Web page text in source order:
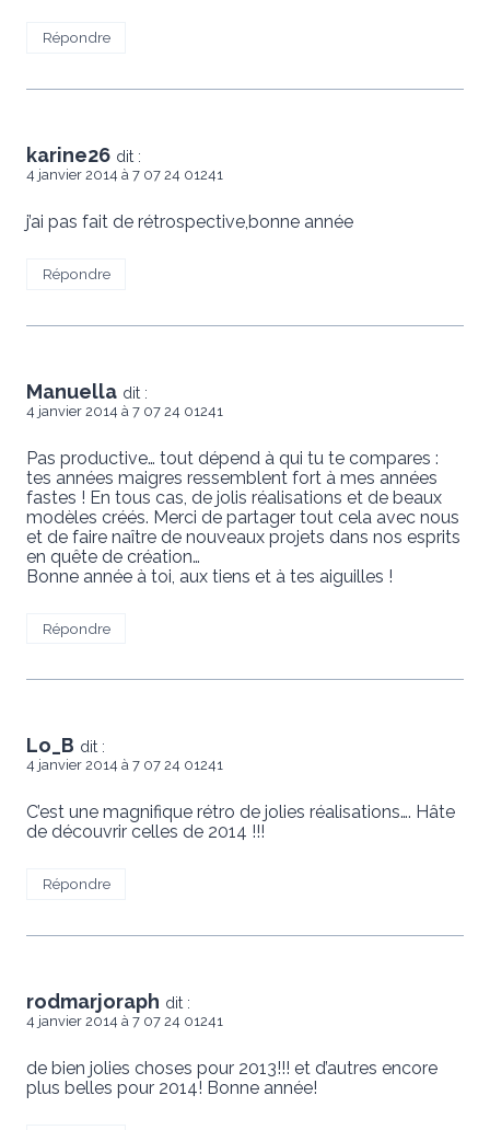
Répondre
karine26 dit :
4 janvier 2014 à 7 07 24 01241
j’ai pas fait de rétrospective,bonne année
Répondre
Manuella dit :
4 janvier 2014 à 7 07 24 01241
Pas productive… tout dépend à qui tu te compares :
tes années maigres ressemblent fort à mes années
fastes ! En tous cas, de jolis réalisations et de beaux
modèles créés. Merci de partager tout cela avec nous
et de faire naître de nouveaux projets dans nos esprits
en quête de création…
Bonne année à toi, aux tiens et à tes aiguilles !
Répondre
Lo_B dit :
4 janvier 2014 à 7 07 24 01241
C’est une magnifique rétro de jolies réalisations…. Hâte
de découvrir celles de 2014 !!!
Répondre
rodmarjoraph dit :
4 janvier 2014 à 7 07 24 01241
de bien jolies choses pour 2013!!! et d’autres encore
plus belles pour 2014! Bonne année!